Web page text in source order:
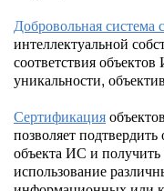
Добровольная система
интеллектуальной
соответствия
уникальности,
Сертификация
позволяет
объекта ИС и
использование